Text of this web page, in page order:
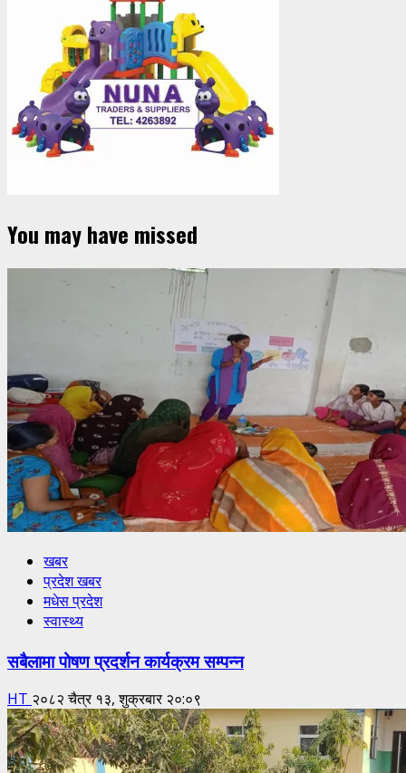
You may have missed
खबर
प्रदेश खबर
मधेस प्रदेश
स्वास्थ्य
सबैलामा पोषण प्रदर्शन कार्यक्रम सम्पन्न
HT २०८२ चैत्र १३, शुक्रबार २०:०९